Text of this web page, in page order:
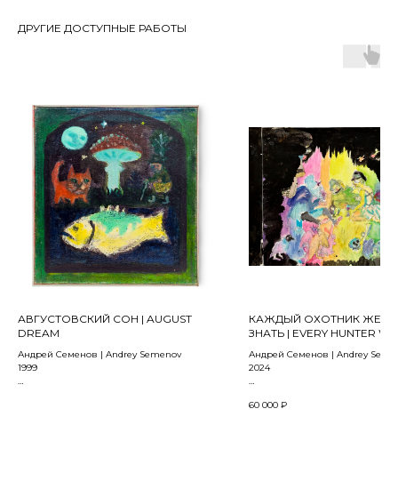
ДРУГИЕ ДОСТУПНЫЕ РАБОТЫ
АВГУСТОВСКИЙ СОН | AUGUST
DREAM
Андрей Семенов | Andrey Semenov
1999
КАЖДЫЙ ОХОТНИК
ЗНАТЬ | EVERY HUNTER
Андрей Семенов | Andrey
2024
Watercolor, acrylic on paper
60 000 ₽